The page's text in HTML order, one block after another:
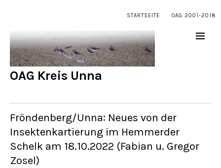
STARTSEITE OAG 2001-2018
OAG Kreis Unna
Fröndenberg/Unna: Neues von der
Insektenkartierung im Hemmerder
Schelk am 18.10.2022 (Fabian u. Gregor
Zosel)